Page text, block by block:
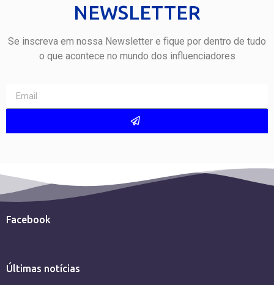
NEWSLETTER
Se inscreva em nossa Newsletter e fique por dentro de tudo
o que acontece no mundo dos influenciadores
Facebook
Últimas notícias